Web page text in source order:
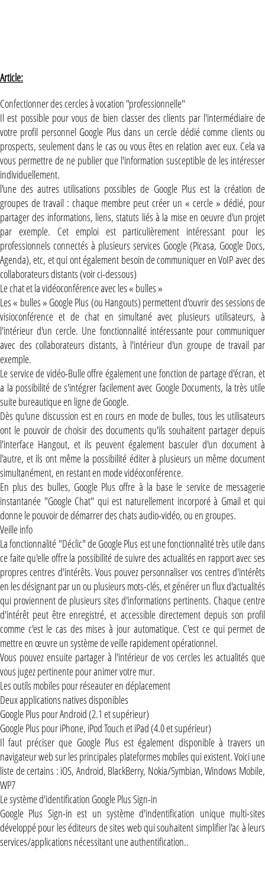
Article:
Confectionner des cercles à vocation "professionnelle"
Il est possible pour vous de bien classer des clients par l'intermédiaire de
votre profil personnel Google Plus dans un cercle dédié comme clients ou
prospects, seulement dans le cas ou vous êtes en relation avec eux. Cela va
vous permettre de ne publier que l'information susceptible de les intéresser
individuellement.
l'une des autres utilisations possibles de Google Plus est la création de
groupes de travail : chaque membre peut créer un « cercle » dédié, pour
partager des informations, liens, statuts liés à la mise en oeuvre d'un projet
par exemple. Cet emploi est particulièrement intéressant pour les
professionnels connectés à plusieurs services Google (Picasa, Google Docs,
Agenda), etc, et qui ont également besoin de communiquer en VoIP avec des
collaborateurs distants (voir ci-dessous)
Le chat et la vidéoconférence avec les « bulles »
Les « bulles » Google Plus (ou Hangouts) permettent d'ouvrir des sessions de
visioconférence et de chat en simultané avec plusieurs utilisateurs, à
l'intérieur d'un cercle. Une fonctionnalité intéressante pour communiquer
avec des collaborateurs distants, à l'intérieur d'un groupe de travail par
exemple.
Le service de vidéo-Bulle offre également une fonction de partage d'écran, et
a la possibilité de s'intégrer facilement avec Google Documents, la très utile
suite bureautique en ligne de Google.
Dès qu'une discussion est en cours en mode de bulles, tous les utilisateurs
ont le pouvoir de choisir des documents qu'ils souhaitent partager depuis
l'interface Hangout, et ils peuvent également basculer d'un document à
l'autre, et ils ont même la possibilité éditer à plusieurs un même document
simultanément, en restant en mode vidéoconférence.
En plus des bulles, Google Plus offre à la base le service de messagerie
instantanée "Google Chat" qui est naturellement incorporé à Gmail et qui
donne le pouvoir de démarrer des chats audio-vidéo, ou en groupes.
Veille info
La fonctionnalité "Déclic" de Google Plus est une fonctionnalité très utile dans
ce faite qu'elle offre la possibilité de suivre des actualités en rapport avec ses
propres centres d'intérêts. Vous pouvez personnaliser vos centres d'intérêts
en les désignant par un ou plusieurs mots-clés, et générer un flux d'actualités
qui proviennent de plusieurs sites d'informations pertinents. Chaque centre
d'intérêt peut être enregistré, et accessible directement depuis son profil
comme c'est le cas des mises à jour automatique. C'est ce qui permet de
mettre en œuvre un système de veille rapidement opérationnel.
Vous pouvez ensuite partager à l'intérieur de vos cercles les actualités que
vous jugez pertinente pour animer votre mur.
Les outils mobiles pour réseauter en déplacement
Deux applications natives disponibles
Google Plus pour Android (2.1 et supérieur)
Google Plus pour iPhone, iPod Touch et iPad (4.0 et supérieur)
Il faut préciser que Google Plus est également disponible à travers un
navigateur web sur les principales plateformes mobiles qui existent. Voici une
liste de certains : iOS, Android, BlackBerry, Nokia/Symbian, Windows Mobile,
WP7
Le système d'identification Google Plus Sign-in
Google Plus Sign-in est un système d'indentification unique multi-sites
développé pour les éditeurs de sites web qui souhaitent simplifier l'ac à leurs
services/applications nécessitant une authentification..